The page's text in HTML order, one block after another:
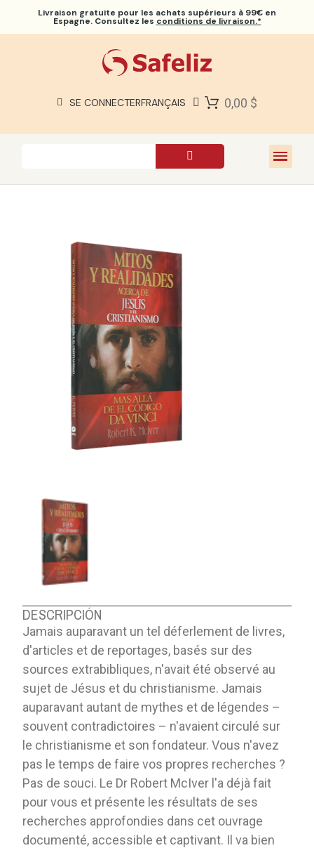
Livraison gratuite pour les achats supérieurs à 99€ en
Espagne. Consultez les conditions de livraison.*
SE CONNECTERFRANÇAIS 0,00 $
À PROPOS DE NOUS
DESCRIPCIÓN
Jamais auparavant un tel déferlement de livres,
d'articles et de reportages, basés sur des
sources extrabibliques, n'avait été observé au
sujet de Jésus et du christianisme. Jamais
auparavant autant de mythes et de légendes –
souvent contradictoires – n'avaient circulé sur
le christianisme et son fondateur. Vous n'avez
pas le temps de faire vos propres recherches ?
Pas de souci. Le Dr Robert McIver l'a déjà fait
pour vous et présente les résultats de ses
recherches approfondies dans cet ouvrage
documenté, accessible et captivant. Il va bien